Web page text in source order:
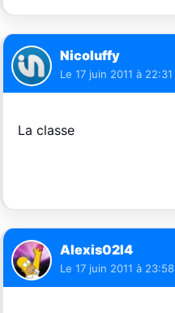
Nicoluffy
Le 17 juin 2011 à 22:31
La classe
Alexis02I4
Le 17 juin 2011 à 23:58